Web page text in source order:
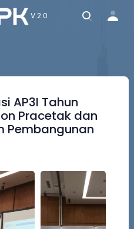
V.2.0 MASUK
AP3I Tahun
Pracetak dan
Pembangunan